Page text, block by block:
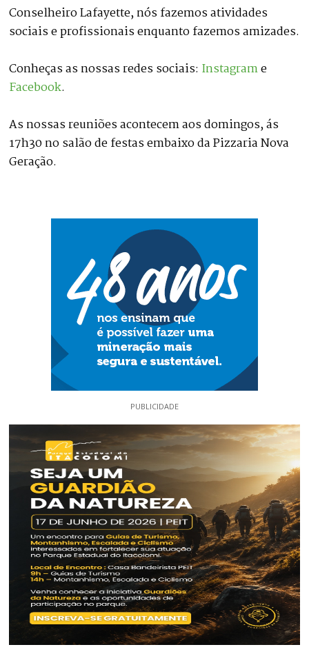
Conselheiro Lafayette, nós fazemos atividades
sociais e profissionais enquanto fazemos amizades.
Conheças as nossas redes sociais: Instagrame
Facebook.
As nossas reuniões acontecem aos domingos, ás
17h30 no salão de festas embaixo da Pizzaria Nova
Geração.
PUBLICIDADE